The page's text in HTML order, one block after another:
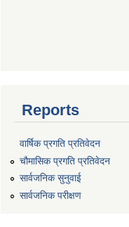
Reports
वार्षिक प्रगति प्रतिवेदन
चौमासिक प्रगति प्रतिवेदन
सार्वजनिक सुनुवाई
सार्वजनिक परीक्षण